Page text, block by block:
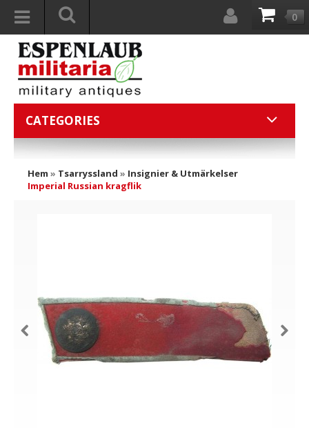
0
CATEGORIES
Hem » Tsarryssland » Insignier & Utmärkelser
Imperial Russian kragflik